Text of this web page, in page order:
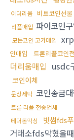
이더리움 비트코인선물
리플매입 파이코인
모든코인 고가매입
인매입
트론리플코인
더리움매입 usdc
코인이체
문상세탁 코인송금
트론 리플 전송업체
테더돈믹싱
빗썸fds
거래소fds막혔을때